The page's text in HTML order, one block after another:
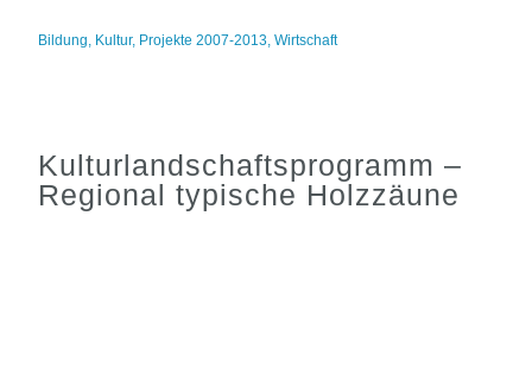
Bildung, Kultur, Projekte 2007-2013,Wirtschaft
Kulturlandschaftsprogramm –
Regional typische Holzzäune